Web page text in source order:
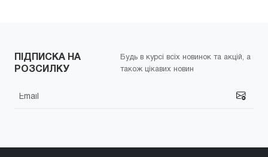
ПІДПИСКА НА
РОЗСИЛКУ
Будь в курсі всіх новинок та акцій, а
також цікавих новин